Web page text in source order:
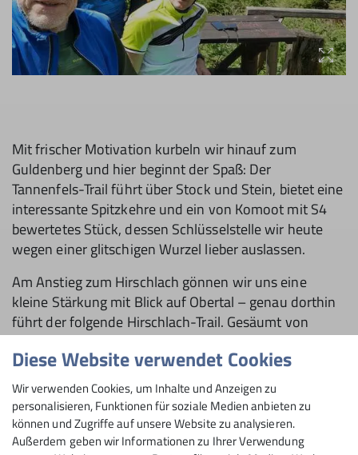
Mit frischer Motivation kurbeln wir hinauf zum
Guldenberg und hier beginnt der Spaß: Der
Tannenfels-Trail führt über Stock und Stein, bietet eine
interessante Spitzkehre und ein von Komoot mit S4
bewertetes Stück, dessen Schlüsselstelle wir heute
wegen einer glitschigen Wurzel lieber auslassen.
Am Anstieg zum Hirschlach gönnen wir uns eine
kleine Stärkung mit Blick auf Obertal – genau dorthin
führt der folgende Hirschlach-Trail. Gesäumt von
kleinen Fichten und hohen Adlerfarnen rumpeln wir
über einen abwechslungsreichen Mix aus Waldboden,
Steinen, Wurzeln und Felsen hinunter nach Obertal. In
der Sieberei füllt uns die freundliche Wirtin die
Trinkflaschen auf, und weiter geht’s durch die Furt der
Rotmurg. Die Sonne zaubert entlang des Flüsschens
Diese Website verwendet Cookies
Wir verwenden Cookies, um Inhalte und Anzeigen zu
personalisieren, Funktionen für soziale Medien anbieten zu
können und Zugriffe auf unsere Website zu analysieren.
Außerdem geben wir Informationen zu Ihrer Verwendung